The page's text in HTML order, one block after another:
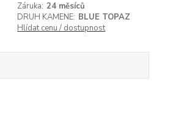
Záruka: 24 měsíců
DRUH KAMENE: BLUE TOPAZ
Hlídat cenu / dostupnost